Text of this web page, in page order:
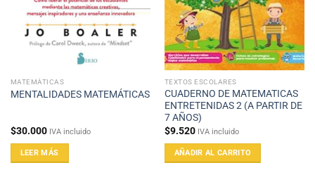
MATEMÁTICAS
MENTALIDADES MATEMÁTICAS
$30.000 IVA incluido
LEER MÁS
TEXTOS ESCOLARES
CUADERNO DE MATEMATICAS
ENTRETENIDAS 2 (A PARTIR DE
7 AÑOS)
$9.520 IVA incluido
AÑADIR AL CARRITO